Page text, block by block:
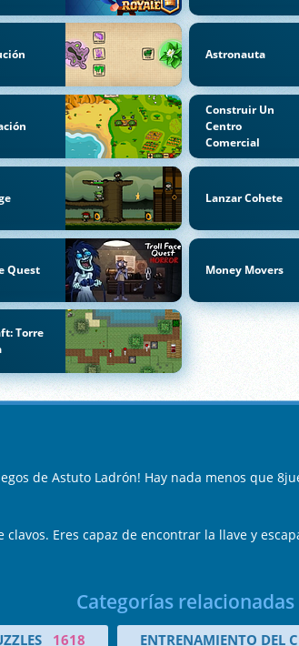
Astronauta
Construir Un
Centro
Comercial
Lanzar Cohete
Quest Money Movers
Torre
de Astuto Ladrón! Hay nada menos que
Eres capaz de encontrar la llave y
Categorías relacionadas
1618 ENTRENAMIENTO DEL